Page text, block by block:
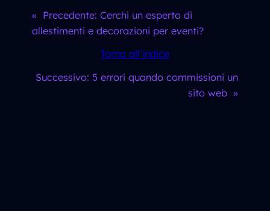
« Precedente: Cerchi un esperto di
allestimenti e decorazioni per eventi?
Torna all’indice
Successivo: 5 errori quando commissioni un
sito web »